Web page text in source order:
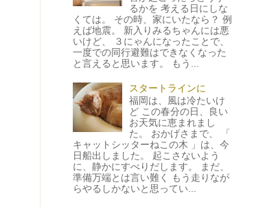
るかを 考える日にしな
くては。 その時、家にいたなら？ 例
えば地震。 新入りみるちゃんには悪
いけど、 ３にゃんになったことで、
一度での同行避難はできなくなった
と言えると思います。 もう...
スタートラインに
福岡は、風は冷たいけ
ど この春分の日、良い
お天気に恵まれまし
た。 おかげさまで、 「
キャットシッターねこの木 」は、今
日船出しました。 起こさないよう
に、静かにすべりだします。 まだ、
準備万端とは言い難く もう走りなが
らやるしかないと思ってい...